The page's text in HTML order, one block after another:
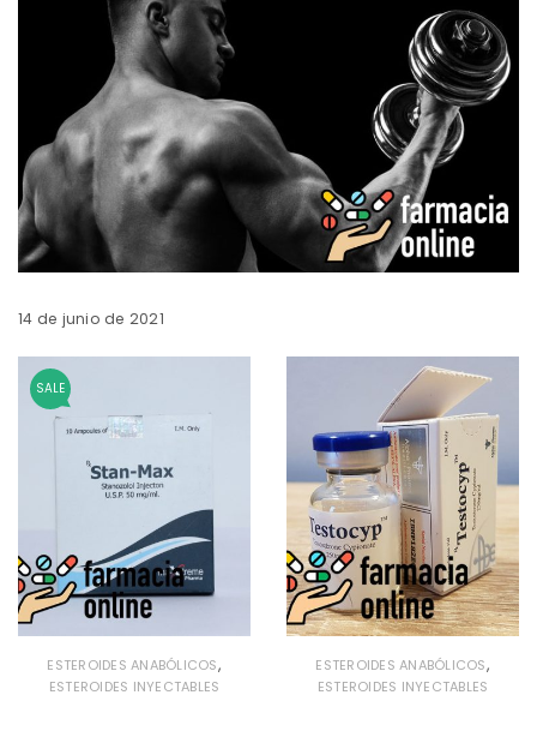
14 de junio de 2021
SALE
ESTEROIDES ANABÓLICOS,
ESTEROIDES INYECTABLES
ESTEROIDES ANABÓLICOS,
ESTEROIDES INYECTABLES